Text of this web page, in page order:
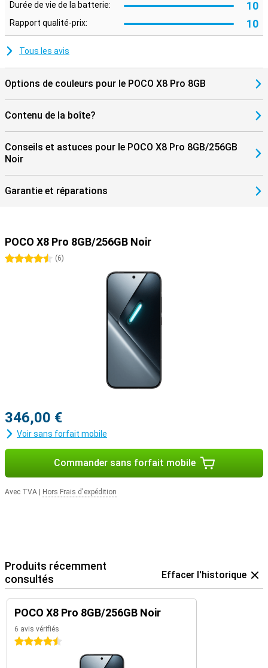
Durée de vie de la batterie: 10
Rapport qualité-prix: 10
Tous les avis
Options de couleurs pour le POCO X8 Pro 8GB
Contenu de la boîte?
Conseils et astuces pour le POCO X8 Pro 8GB/256GB
Noir
Garantie et réparations
POCO X8 Pro 8GB/256GB Noir
4.5 étoiles
(6)
346,00 €
Voir sans forfait mobile
Commander sans forfait mobile
Avec TVA Hors Frais d'expédition
Produits récemment
consultés
Effacer l'historique
POCO X8 Pro 8GB/256GB Noir
6 avis vérifiés
4.5 étoiles